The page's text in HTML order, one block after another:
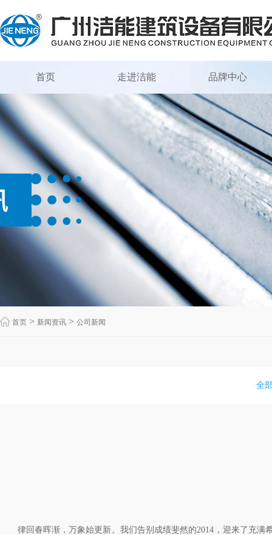
首页 走进洁能 品牌中心
首页 > 新闻资讯 > 公司新闻
全
律回春晖渐，万象始更新。我们告别成绩斐然的2014，迎来了充满